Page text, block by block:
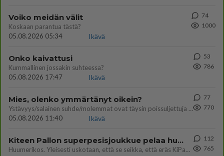
Voiko meidän välit
Koskaan parantua tästä?
05.08.2026 05:34
Ikävä
74
1000
Onko kaivattusi
Kummallinen jossakin suhteessa?
05.08.2026 17:47
Ikävä
53
786
Mies, olenko ymmärtänyt oikein?
Ystävyys/salainen suhde/molemmat ovat täysin poissuljettuja asioita? Nainen
05.08.2026 11:40
Ikävä
77
770
Kiteen Pallon superpesisjoukkue pelaa huumeiden vaikutuksen alaisena
Huumerikos. Yleisesti uskotaan, että se seikka, että eräs KiPan pelaaja kärähtää huumeista, on vain jäävuoren huippu. M
112
765